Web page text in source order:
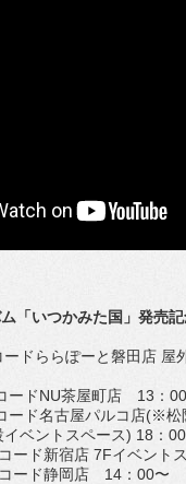
「いつかみた国」発売
ドららぽーと磐田店 屋
ードNU茶屋町店 13：
ード名古屋パルコ店(※
ベントスペース) 18：
ード新宿店 7Fイベント
ード静岡店 14：00〜